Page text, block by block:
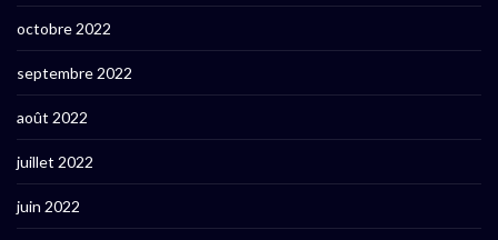
octobre 2022
septembre 2022
août 2022
juillet 2022
juin 2022